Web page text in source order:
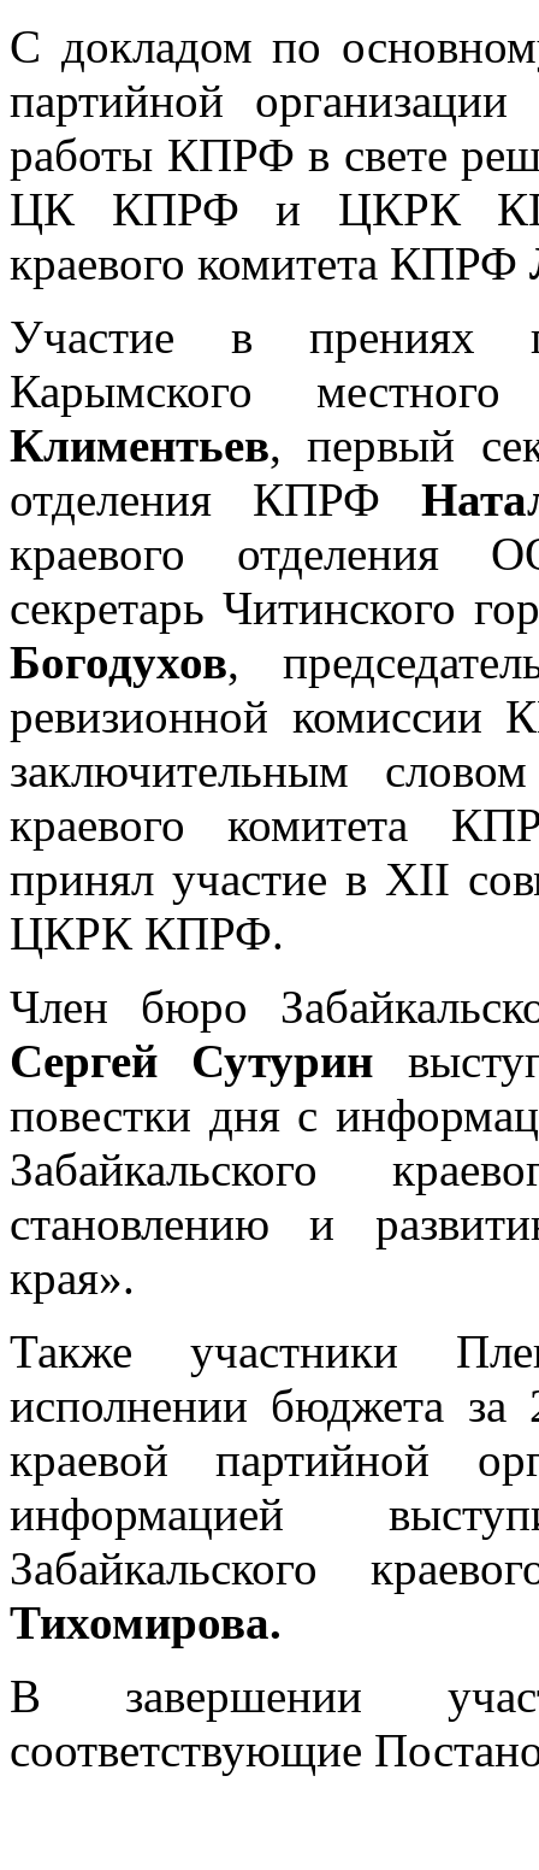
С докладом по
партийной
работы КПРФ в свете
ЦК КПРФ и ЦКРК
краевого комитета КПРФ
Участие в прениях
Карымского
Климентьев, первый
отделения КПРФ
краевого отделения
секретарь Читинского
Богодухов,
ревизионной
заключительным
краевого комитета
принял участие в XII
ЦКРК КПРФ.
Член бюро
Сергей Сутурин
повестки дня с
Забайкальского
становлению и
края».
Также участники
исполнении бюджета
краевой партийной
информацией
Забайкальского
Тихомирова.
В завершении
соответствующие